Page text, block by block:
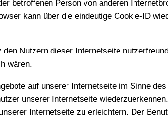
betroffenen Person von anderen
kann über die eindeutige Cookie-ID
Nutzern dieser Internetseite
wären.
auf unserer Internetseite im Sinne
unserer Internetseite
Internetseite zu erleichtern. Der